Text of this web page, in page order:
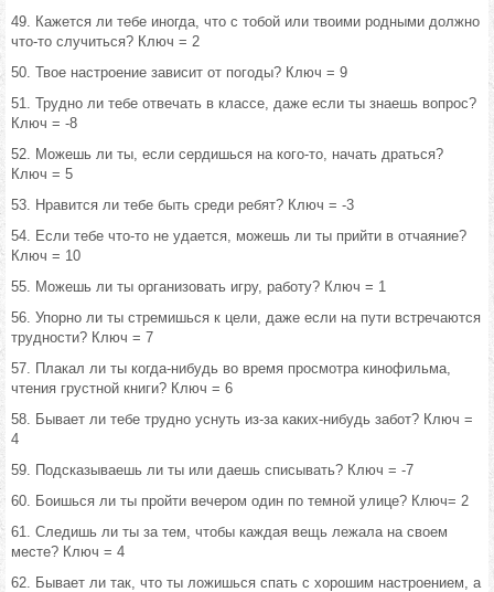
49. Кажется ли тебе иногда, что с тобой или твоими родными должно
что-то случиться? Ключ = 2
50. Твое настроение зависит от погоды? Ключ = 9
51. Трудно ли тебе отвечать в классе, даже если ты знаешь вопрос?
Ключ = -8
52. Можешь ли ты, если сердишься на кого-то, начать драться?
Ключ = 5
53. Нравится ли тебе быть среди ребят? Ключ = -3
54. Если тебе что-то не удается, можешь ли ты прийти в отчаяние?
Ключ = 10
55. Можешь ли ты организовать игру, работу? Ключ = 1
56. Упорно ли ты стремишься к цели, даже если на пути встречаются
трудности? Ключ = 7
57. Плакал ли ты когда-нибудь во время просмотра кинофильма,
чтения грустной книги? Ключ = 6
58. Бывает ли тебе трудно уснуть из-за каких-нибудь забот? Ключ =
4
59. Подсказываешь ли ты или даешь списывать? Ключ = -7
60. Боишься ли ты пройти вечером один по темной улице? Ключ= 2
61. Следишь ли ты за тем, чтобы каждая вещь лежала на своем
месте? Ключ = 4
62. Бывает ли так, что ты ложишься спать с хорошим настроением, а